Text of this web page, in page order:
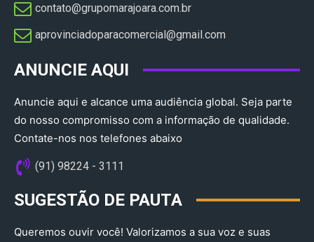
contato@grupomarajoara.com.br
aprovinciadoparacomercial@gmail.com​
ANUNCIE AQUI
Anuncie aqui e alcance uma audiência global. Seja parte
do nosso compromisso com a informação de qualidade.
Contate-nos nos telefones abaixo
(91) 98224 - 3111
SUGESTÃO DE PAUTA
Queremos ouvir você! Valorizamos a sua voz e suas